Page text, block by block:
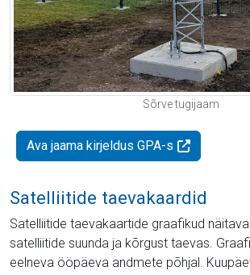
Sõrve tugijaam
Ava jaama kirjeldus GPA-s
Satelliitide taevakaardid
Satelliitide taevakaartide graafikud
satelliitide suunda ja kõrgust taevas.
eelneva ööpäeva andmete põhjal.